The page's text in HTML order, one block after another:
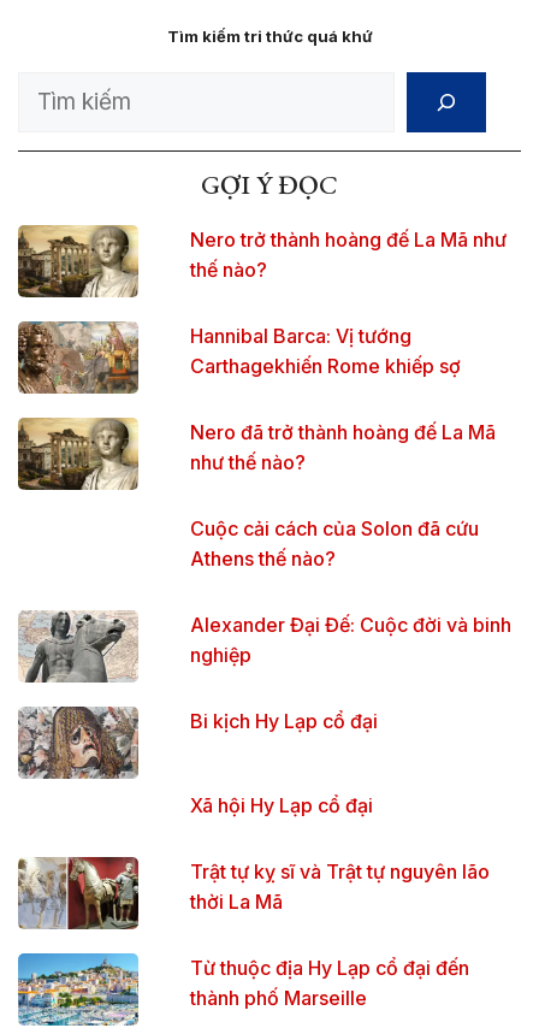
Tìm kiếm tri thức quá khứ
Search
GỢI Ý ĐỌC
Nero trở thành hoàng đế La Mã như
thế nào?
Hannibal Barca: Vị tướng
Carthagekhiến Rome khiếp sợ
Nero đã trở thành hoàng đế La Mã
như thế nào?
Cuộc cải cách của Solon đã cứu
Athens thế nào?
Alexander Đại Đế: Cuộc đời và binh
nghiệp
Bi kịch Hy Lạp cổ đại
Xã hội Hy Lạp cổ đại
Trật tự kỵ sĩ và Trật tự nguyên lão
thời La Mã
Từ thuộc địa Hy Lạp cổ đại đến
thành phố Marseille